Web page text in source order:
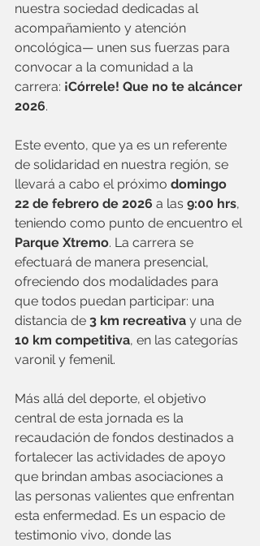
nuestra sociedad dedicadas al
acompañamiento y atención
oncológica— unen sus fuerzas para
convocar a la comunidad a la
carrera: ¡Córrele! Que no te alcáncer
2026.
Este evento, que ya es un referente
de solidaridad en nuestra región, se
llevará a cabo el próximo domingo
22 de febrero de 2026 a las 9:00 hrs,
teniendo como punto de encuentro el
Parque Xtremo. La carrera se
efectuará de manera presencial,
ofreciendo dos modalidades para
que todos puedan participar: una
distancia de 3 km recreativa y una de
10 km competitiva, en las categorías
varonil y femenil.
Más allá del deporte, el objetivo
central de esta jornada es la
recaudación de fondos destinados a
fortalecer las actividades de apoyo
que brindan ambas asociaciones a
las personas valientes que enfrentan
esta enfermedad. Es un espacio de
testimonio vivo, donde las